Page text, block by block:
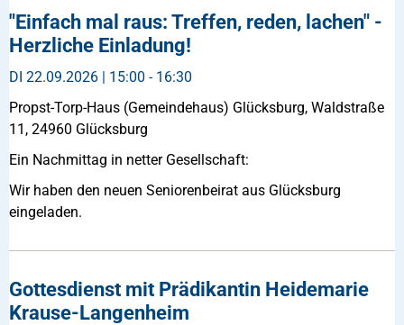
"Einfach mal raus: Treffen, reden, lachen" -
Herzliche Einladung!
DI 22.09.2026 | 15:00 - 16:30
Propst-Torp-Haus (Gemeindehaus) Glücksburg, Waldstraße
11, 24960 Glücksburg
Ein Nachmittag in netter Gesellschaft:
Wir haben den neuen Seniorenbeirat aus Glücksburg
eingeladen.
Gottesdienst mit Prädikantin Heidemarie
Krause-Langenheim